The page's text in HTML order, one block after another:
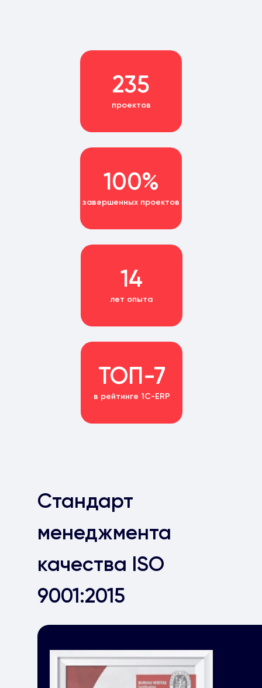
проектов
235
завершенных проектов
100%
ТОП-7
в рейтинге 1С-ERP
лет опыта
14
Стандарт
менеджмента
качества ISO
9001:2015